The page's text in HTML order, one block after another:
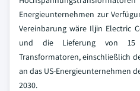
Energieunternehmen zur
Vereinbarung wäre Iljin Electric
und die Lieferung von 15
Transformatoren, einschließlich
an das US-Energieunternehmen
2030.